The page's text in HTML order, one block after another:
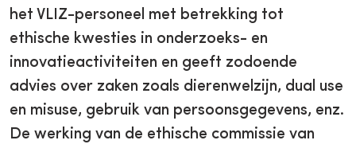
het VLIZ-personeel met betrekking tot
ethische kwesties in onderzoeks- en
innovatieactiviteiten en geeft zodoende
advies over zaken zoals dierenwelzijn, dual use
en misuse, gebruik van persoonsgegevens, enz.
De werking van de ethische commissie van